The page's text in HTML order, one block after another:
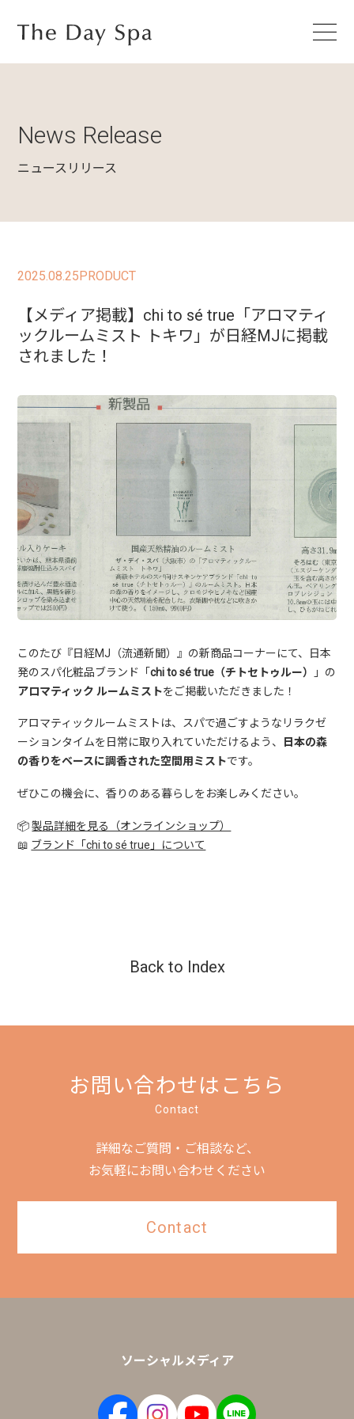
News Release
ニュースリリース
2025.08.25PRODUCT
【メディア掲載】chi to sé true「アロマティ
ックルームミスト トキワ」が日経MJに掲載
されました！
このたび『日経MJ（流通新聞）』の新商品コーナーにて、日本
発のスパ化粧品ブランド「chi to sé true（チトセトゥルー）
」の
アロマティック ルームミストをご掲載いただきました！
アロマティックルームミストは、スパで過ごすようなリラクゼ
ーションタイムを日常に取り入れていただけるよう、
日本の森
の香りをベースに調香された空間用ミストです。
ぜひこの機会に、香りのある暮らしをお楽しみください。
📦製品詳細を見る（オンラインショップ）
📖 ブランド「chi to sé true」について
Back to Index
お問い合わせはこちら
Contact
詳細なご質問・ご相談など、
お気軽にお問い合わせください
Contact
ソーシャルメディア